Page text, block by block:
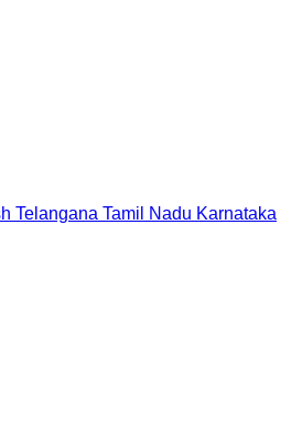
Telangana Tamil Nadu Karnataka